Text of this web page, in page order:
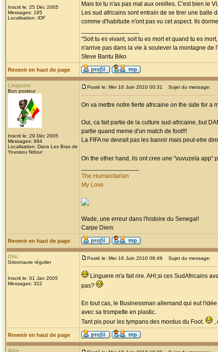
Inscrit le: 25 Déc 2005
Messages: 185
Localisation: IDF
Mais toi tu n'as pas mal aux oreilles. C'est bien le
Les sud africains sont entrain de se tirer une balle
comme d'habitude n'ont pas vu cet aspect. Ils
"Soit tu es vivant, soit tu es mort et quand tu es
n'arrive pas dans la vie à soulever la montagne de
Steve Bantu Biko
Revenir en haut de page
Linguere
Bon posteur
Inscrit le: 29 Déc 2005
Messages: 994
Localisation: Dans Les Bras de
Youssou Ndour
Posté le: Mer 16 Juin 2010 00:31 Sujet du message:
On va mettre notre fierte africaine on the side for a
Oui, ca fait partie de la culture sud-africaine, but
partie quand meme d'un match de foot!!!
La FIFA ne devrait pas les bannir mais peut-etre
On the other hand, ils ont cree une "vuvuzela app"
The Humanitarian
My Love
Wade, une erreur dans l'histoire du Senegal!
Carpe Diem
Revenir en haut de page
Dilo
Grioonaute régulier
Inscrit le: 01 Jan 2005
Messages: 322
Posté le: Mer 16 Juin 2010 06:49 Sujet du message:
Linguere m'a fait rire. AH!,si ces SudAfricains
pas?
En tout cas, le Businessman allemand qui eut
avec sa trompette en plastic.
Tant pis pour les tympans des mordus du Foot.
,
Revenir en haut de page
Alex